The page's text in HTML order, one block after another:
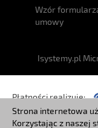
Strona internetowa
Korzystając z naszej
Wzór
umowy
Isystemy.pl
Płatności realizuje: